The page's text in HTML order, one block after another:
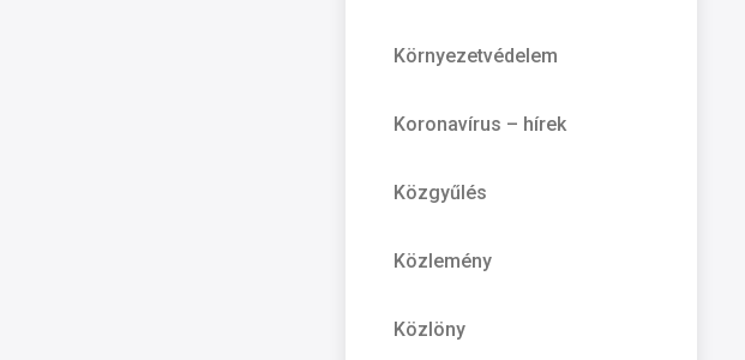
Környezetvédelem
Koronavírus – hírek
Közgyűlés
Közlemény
Közlöny